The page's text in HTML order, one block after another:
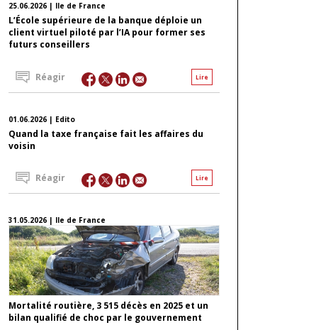
25.06.2026 | Ile de France
L’École supérieure de la banque déploie un
client virtuel piloté par l’IA pour former ses
futurs conseillers
Lire
Réagir
01.06.2026 | Edito
Quand la taxe française fait les affaires du
voisin
Lire
Réagir
31.05.2026 | Ile de France
Mortalité routière, 3 515 décès en 2025 et un
bilan qualifié de choc par le gouvernement